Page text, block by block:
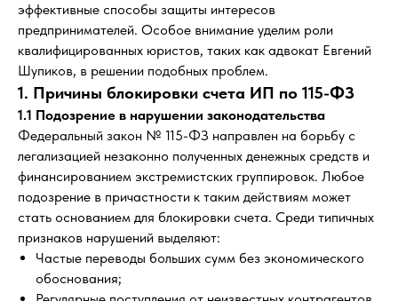
эффективные способы защиты интересов
предпринимателей. Особое внимание уделим роли
квалифицированных юристов, таких как адвокат Евгений
Шупиков, в решении подобных проблем.
1. Причины блокировки счета ИП по 115-ФЗ
1.1 Подозрение в нарушении законодательства
Федеральный закон № 115-ФЗ направлен на борьбу с
легализацией незаконно полученных денежных средств и
финансированием экстремистских группировок. Любое
подозрение в причастности к таким действиям может
стать основанием для блокировки счета. Среди типичных
признаков нарушений выделяют:
Частые переводы больших сумм без экономического
обоснования;